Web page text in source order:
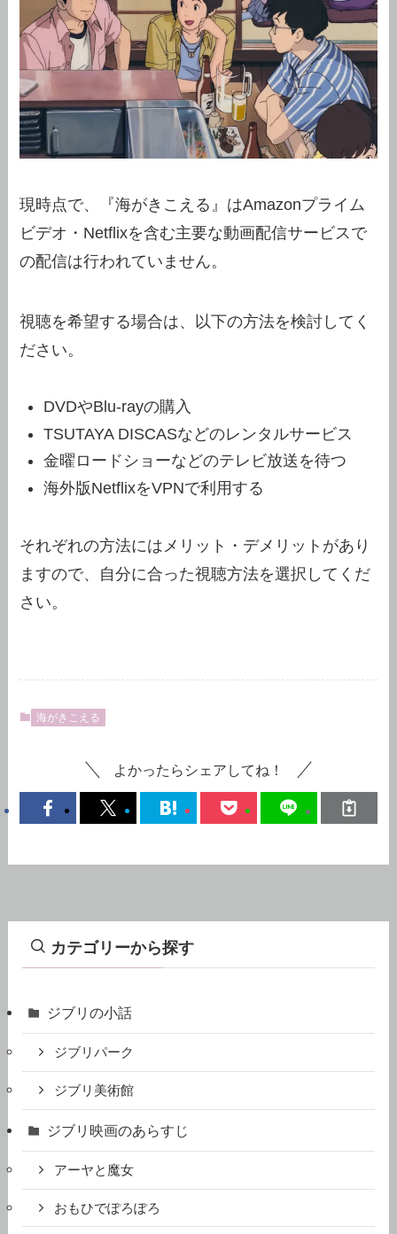
現時点で、『海がきこえる』はAmazonプライム
ビデオ・Netflixを含む主要な動画配信サービスで
の配信は行われていません。
視聴を希望する場合は、以下の方法を検討してく
ださい。
DVDやBlu-rayの購入
TSUTAYA DISCASなどのレンタルサービス
金曜ロードショーなどのテレビ放送を待つ
海外版NetflixをVPNで利用する
それぞれの方法にはメリット・デメリットがあり
ますので、自分に合った視聴方法を選択してくだ
さい。
海がきこえる
よかったらシェアしてね！
カテゴリーから探す
ジブリの小話
ジブリパーク
ジブリ美術館
ジブリ映画のあらすじ
アーヤと魔女
おもひでぽろぽろ